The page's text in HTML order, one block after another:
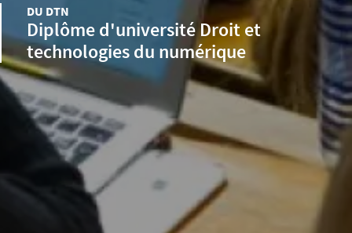
DU DTN
Diplôme d'université Droit et
technologies du numérique